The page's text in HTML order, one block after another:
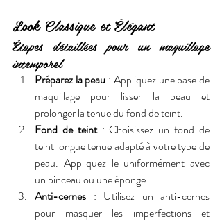
Look Classique et Élégant
Étapes détaillées pour un maquillage
intemporel
Préparez la peau : Appliquez une base de
maquillage pour lisser la peau et
prolonger la tenue du fond de teint.
Fond de teint : Choisissez un fond de
teint longue tenue adapté à votre type de
peau. Appliquez-le uniformément avec
un pinceau ou une éponge.
Anti-cernes : Utilisez un anti-cernes
pour masquer les imperfections et